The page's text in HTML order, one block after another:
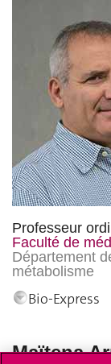
Professeur
Faculté de
Département
métabolisme
Bio-Express
Maïtena